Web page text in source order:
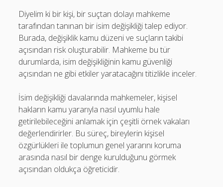
Diyelim ki bir kişi, bir suçtan dolayı mahkeme
tarafından tanınan bir isim değişikliği talep ediyor.
Burada, değişiklik kamu düzeni ve suçların takibi
açısından risk oluşturabilir. Mahkeme bu tür
durumlarda, isim değişikliğinin kamu güvenliği
açısından ne gibi etkiler yaratacağını titizlikle inceler.
İsim değişikliği davalarında mahkemeler, kişisel
hakların kamu yararıyla nasıl uyumlu hale
getirilebileceğini anlamak için çeşitli örnek vakaları
değerlendirirler. Bu süreç, bireylerin kişisel
özgürlükleri ile toplumun genel yararını koruma
arasında nasıl bir denge kurulduğunu görmek
açısından oldukça öğreticidir.